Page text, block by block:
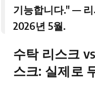
기능합니다." —
2026년 5월.
수탁 리스크
스크: 실제로